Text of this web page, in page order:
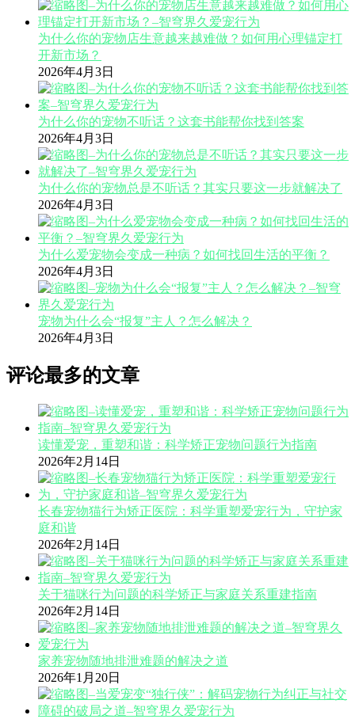
为什么你的宠物店生意越来越难做？如何用心理锚定打
开新市场？
2026年4月3日
为什么你的宠物不听话？这套书能帮你找到答案
2026年4月3日
为什么你的宠物总是不听话？其实只要这一步就解决了
2026年4月3日
为什么爱宠物会变成一种病？如何找回生活的平衡？
2026年4月3日
宠物为什么会“报复”主人？怎么解决？
2026年4月3日
评论最多的文章
读懂爱宠，重塑和谐：科学矫正宠物问题行为指南
2026年2月14日
长春宠物猫行为矫正医院：科学重塑爱宠行为，守护家
庭和谐
2026年2月14日
关于猫咪行为问题的科学矫正与家庭关系重建指南
2026年2月14日
家养宠物随地排泄难题的解决之道
2026年1月20日